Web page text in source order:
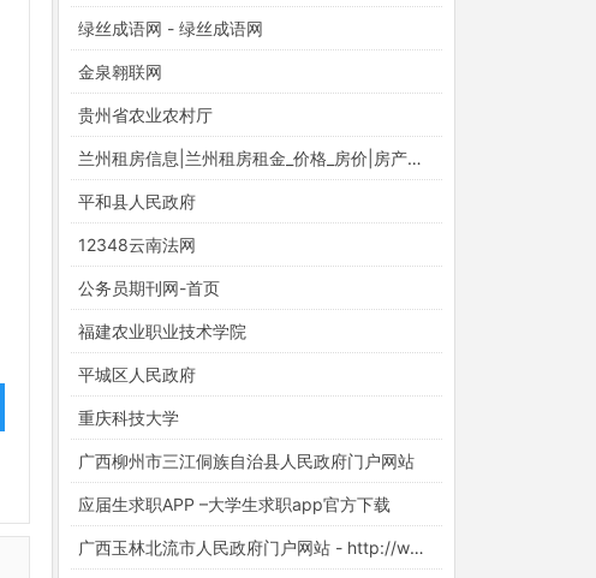
绿丝成语网 - 绿丝成语网
金泉翱联网
贵州省农业农村厅
兰州租房信息|兰州租房租金_价格_房价|房产网-安居客租房网
平和县人民政府
12348云南法网
公务员期刊网-首页
福建农业职业技术学院
平城区人民政府
重庆科技大学
广西柳州市三江侗族自治县人民政府门户网站
应届生求职APP –大学生求职app官方下载
广西玉林北流市人民政府门户网站 - http://www.beiliu.gov.cn/